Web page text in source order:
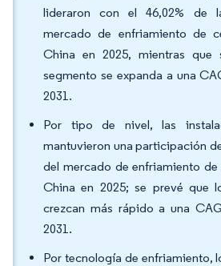
lideraron con el 46,02% de
mercado de enfriamiento de
China en 2025, mientras que
segmento se expanda a una
2031.
Por tipo de nivel, las
mantuvieron una participación
del mercado de enfriamiento
China en 2025; se prevé que
crezcan más rápido a una
2031.
Por tecnología de enfriamiento,